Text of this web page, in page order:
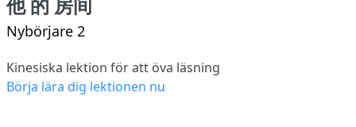
Nybörjare 2
Kinesiska lektion för att öva läsning
Börja lära dig lektionen nu